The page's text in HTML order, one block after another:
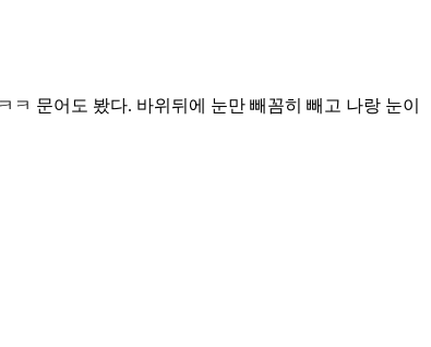
문어도 봤다. 바위뒤에 눈만 빼꼼히 빼고 나랑 눈이